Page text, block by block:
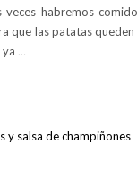
veces habremos
que las patatas
…